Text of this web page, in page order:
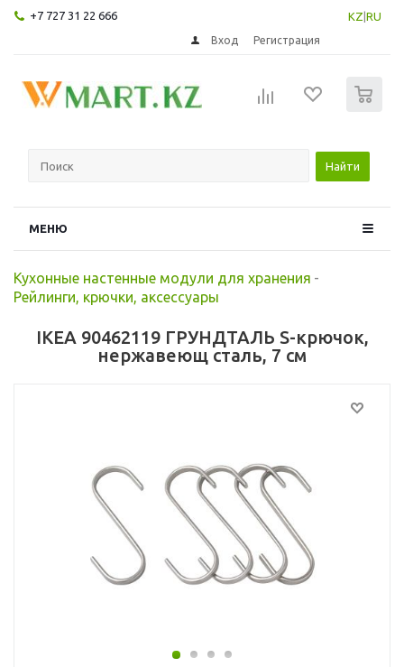
+7 727 31 22 666 KZ RU
Вход Регистрация
Найти
МЕНЮ
Кухонные настенные модули для хранения -
Рейлинги, крючки, аксессуары
IKEA 90462119 ГРУНДТАЛЬ S-крючок,
нержавеющ сталь, 7 см